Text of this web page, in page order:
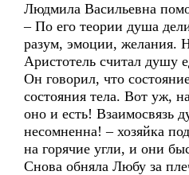
Людмила Васильевна
– По его теории душа
разум, эмоции, желания.
Аристотель считал душу
Он говорил, что
состояния тела. Вот уж,
оно и есть! Взаимосвязь
несомненна! – хозяйка
на горячие угли, и они
Снова обняла Любу за